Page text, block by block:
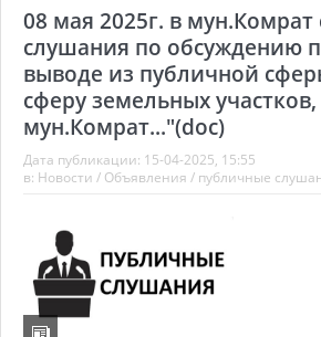
08 мая 2025г. в
слушания по обсуждению
выводе из публичной
сферу земельных
мун.Комрат..."(doc)
Дата публикации: 15-04-2025, 15:55
в: Новости / Объявления / публичные